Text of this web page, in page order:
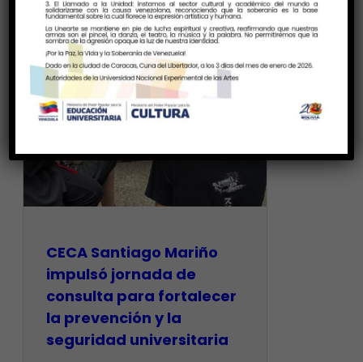
CECA Santiago Mariño
impulsó jornada de
consulta para fortalecer
la prevención y la
seguridad universitaria